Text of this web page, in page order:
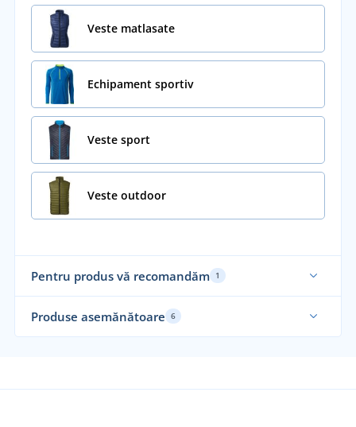
Veste matlasate
Echipament sportiv
Veste sport
Veste outdoor
Pentru produs vă recomandăm 1
Produse asemănătoare 6